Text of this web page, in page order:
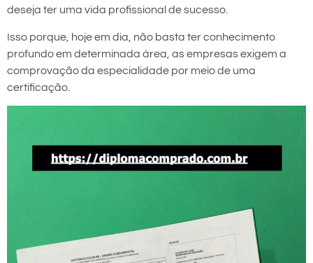
deseja ter uma vida profissional de sucesso.
Isso porque, hoje em dia, não basta ter conhecimento
profundo em determinada área, as empresas exigem a
comprovação da especialidade por meio de uma
certificação.